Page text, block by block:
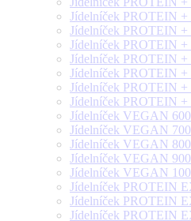
Jídelníček PROTEIN +
Jídelníček PROTEIN +
Jídelníček PROTEIN +
Jídelníček PROTEIN +
Jídelníček PROTEIN +
Jídelníček PROTEIN +
Jídelníček PROTEIN +
Jídelníček VEGAN
Jídelníček VEGAN
Jídelníček VEGAN
Jídelníček VEGAN
Jídelníček VEGAN
Jídelníček PROTEIN
Jídelníček PROTEIN
Jídelníček PROTEIN